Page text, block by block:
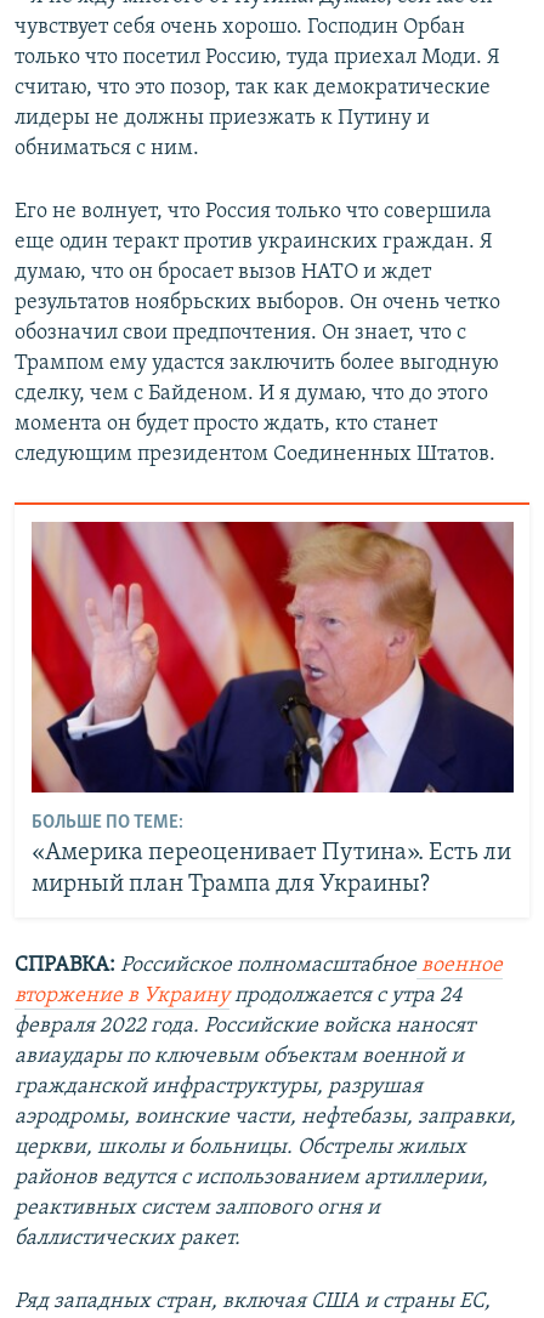
чувствует себя очень хорошо. Господин Орбан
только что посетил Россию, туда приехал Моди. Я
считаю, что это позор, так как демократические
лидеры не должны приезжать к Путину и
обниматься с ним.
Его не волнует, что Россия только что совершила
еще один теракт против украинских граждан. Я
думаю, что он бросает вызов НАТО и ждет
результатов ноябрьских выборов. Он очень четко
обозначил свои предпочтения. Он знает, что с
Трампом ему удастся заключить более выгодную
сделку, чем с Байденом. И я думаю, что до этого
момента он будет просто ждать, кто станет
следующим президентом Соединенных Штатов.
БОЛЬШЕ ПО ТЕМЕ:
«Америка переоценивает Путина». Есть ли
мирный план Трампа для Украины?
СПРАВКА: Российское полномасштабноевоенное
вторжение в Украинупродолжается с утра 24
февраля 2022 года. Российские войска наносят
авиаудары по ключевым объектам военной и
гражданской инфраструктуры, разрушая
аэродромы, воинские части, нефтебазы, заправки,
церкви, школы и больницы. Обстрелы жилых
районов ведутся с использованием артиллерии,
реактивных систем залпового огня и
баллистических ракет.
Ряд западных стран, включая США и страны ЕС,